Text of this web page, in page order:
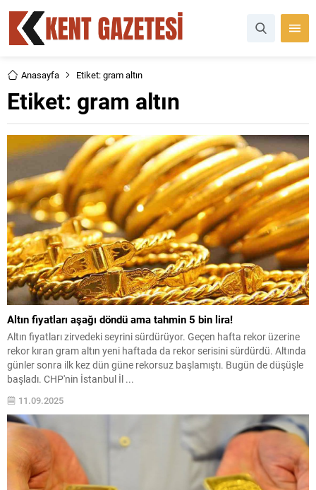
Anasayfa Etiket: gram altın
Etiket: gram altın
Altın fiyatları aşağı döndü ama tahmin 5 bin lira!
Altın fiyatları zirvedeki seyrini sürdürüyor. Geçen hafta rekor üzerine
rekor kıran gram altın yeni haftada da rekor serisini sürdürdü. Altında
günler sonra ilk kez dün güne rekorsuz başlamıştı. Bugün de düşüşle
başladı. CHP'nin İstanbul İl ...
11.09.2025